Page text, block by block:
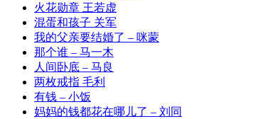
火花勋章 王若虚
混蛋和孩子 关军
我的父亲要结婚了 – 咪蒙
那个谁 – 马一木
人间卧底 – 马良
两枚戒指 毛利
有钱 – 小饭
妈妈的钱都花在哪儿了 – 刘同